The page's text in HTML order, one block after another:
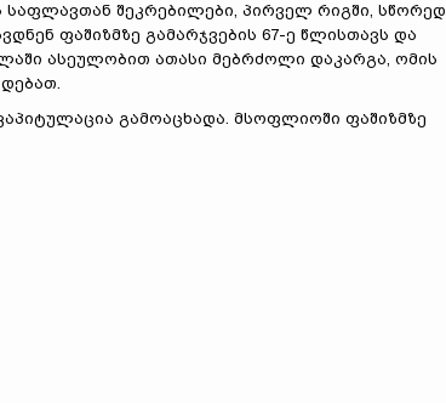
საფლავთან შეკრებილები, პირველ რიგში, სწორედ
ფაშიზმზე გამარჯვების 67-ე წლისთავს და
ასეულობით ათასი მებრძოლი დაკარგა, ომის
გამოაცხადა. მსოფლიოში ფაშიზმზე